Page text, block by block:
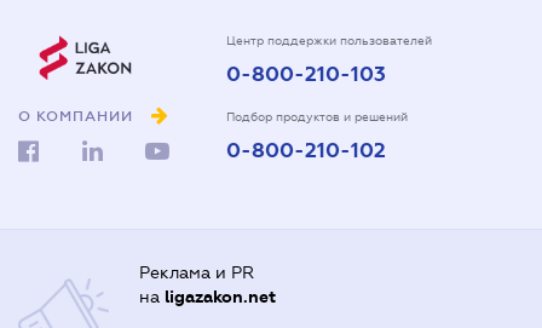
О КОМПАНИИ
Центр поддержки пользователей
0-800-210-103
Подбор продуктов и решений
0-800-210-102
Реклама и PR
на ligazakon.net